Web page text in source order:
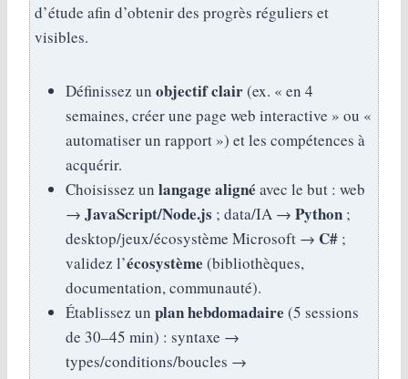
d’étude afin d’obtenir des progrès réguliers et
visibles.
Définissez un objectif clair(ex. « en 4
semaines, créer une page web interactive » ou «
automatiser un rapport ») et les compétences à
acquérir.
Choisissez un langage aligné avec le but : web
→ JavaScript/Node.js ; data/IA → Python ;
desktop/jeux/écosystème Microsoft → C# ;
validez l’écosystème (bibliothèques,
documentation, communauté).
Établissez un plan hebdomadaire (5 sessions
de 30–45 min) : syntaxe →
types/conditions/boucles →